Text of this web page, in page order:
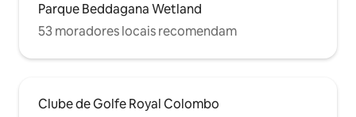
Parque Beddagana Wetland
53 moradores locais recomendam
Clube de Golfe Royal Colombo